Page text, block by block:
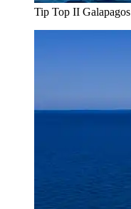
Tip Top II Galapagos